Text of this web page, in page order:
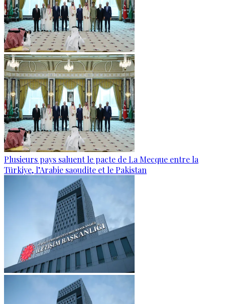
Plusieurs pays saluent le pacte de La Mecque entre la
Türkiye, l’Arabie saoudite et le Pakistan